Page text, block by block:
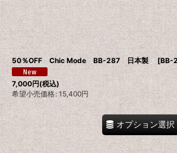
50％OFF Chic Mode BB-287 日本製 [BB-
7,000円(税込)
希望小売価格: 15,400円
オプション選択